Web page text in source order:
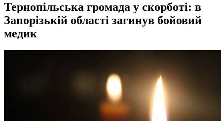
Тернопільська громада у скорботі: в
Запорізькій області загинув бойовий
медик